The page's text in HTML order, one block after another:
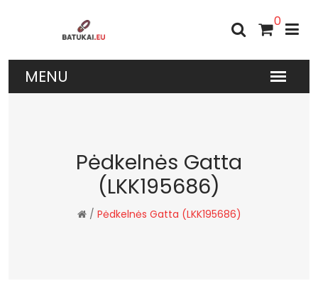
0
Pėdkelnės Gatta
(LKK195686)
/ Pėdkelnės Gatta (LKK195686)